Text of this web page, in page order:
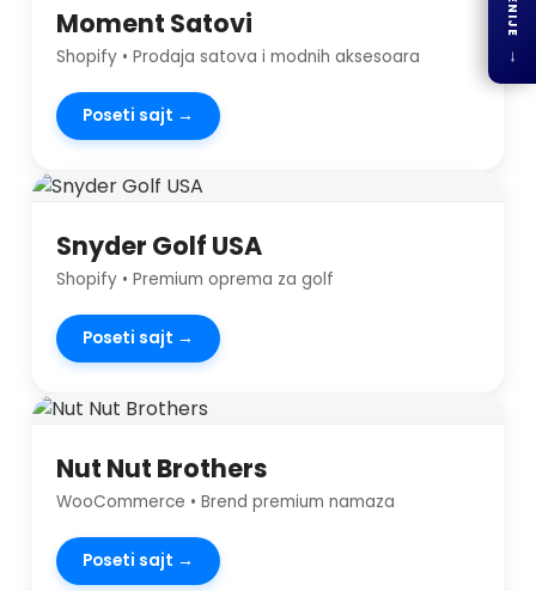
Moment Satovi
Shopify • Prodaja satova i modnih aksesoara
Poseti sajt →
Snyder Golf USA
Shopify • Premium oprema za golf
Poseti sajt →
Nut Nut Brothers
WooCommerce • Brend premium namaza
Poseti sajt →
↓